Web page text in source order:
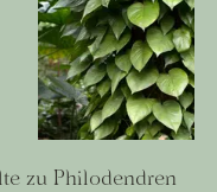
zu Philodendren